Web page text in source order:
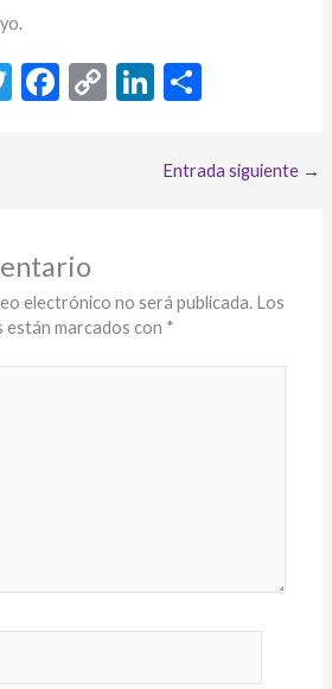
T
F
o
k
C
k
Li
ke m
r
Entrada siguiente →
electrónico no será publicada. Los
marcados con *